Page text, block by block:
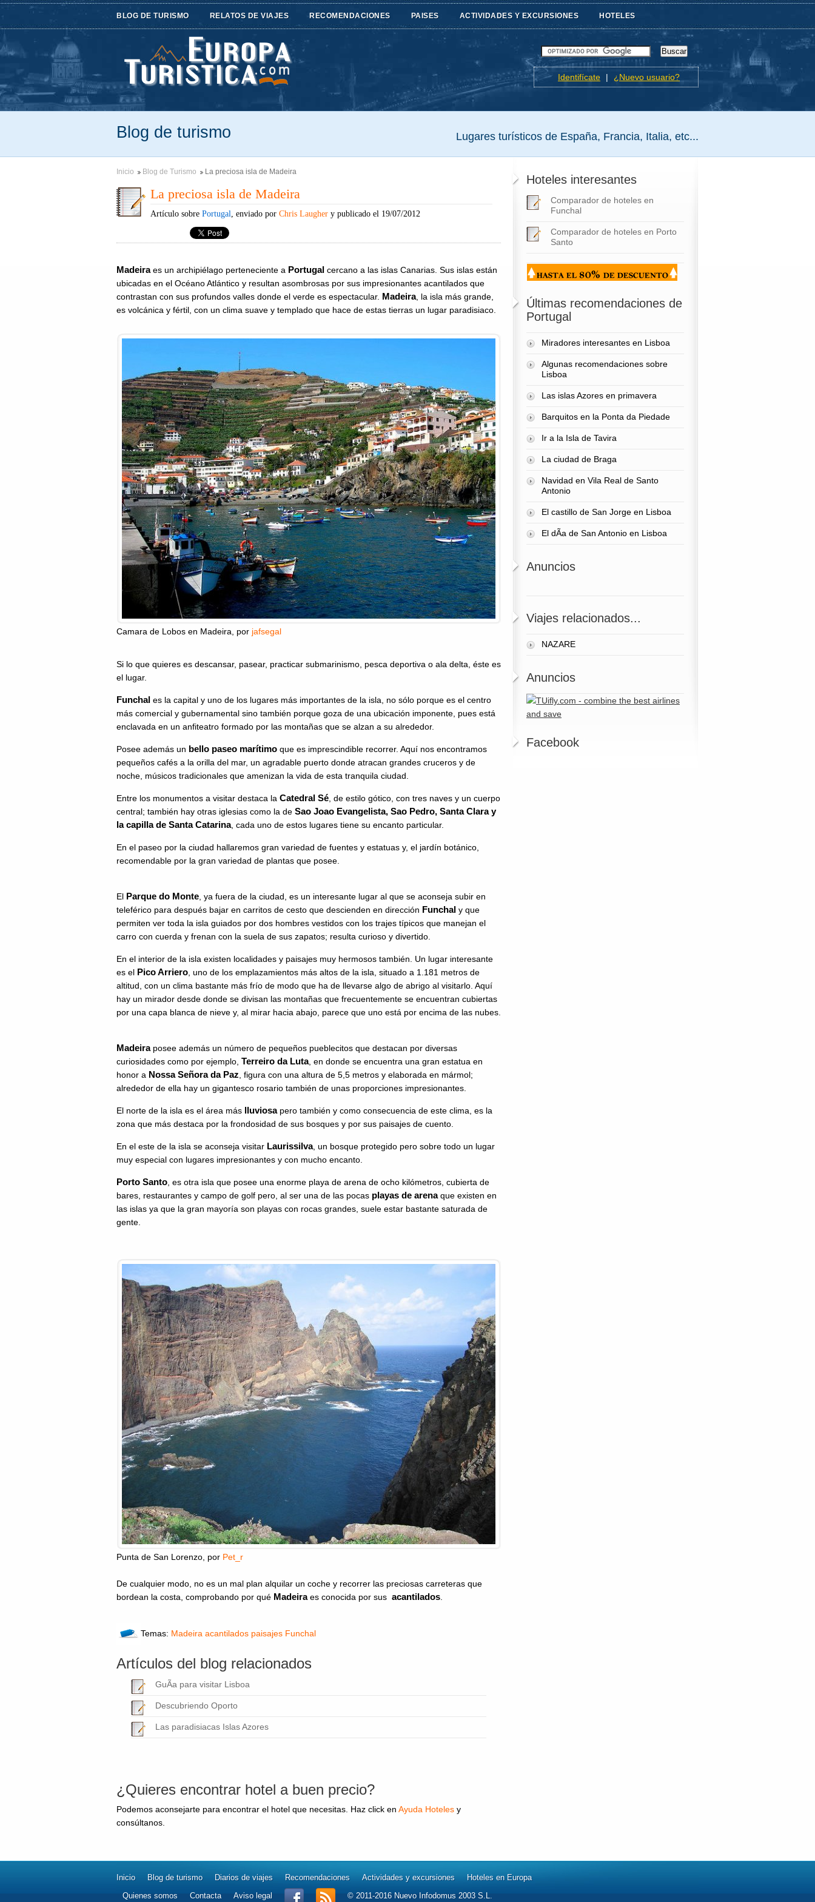
BLOG DE TURISMO RELATOS DE VIAJES RECOMENDACIONES PAISES ACTIVIDADES Y EXCURSIONES HOTELES
Identifícate | ¿Nuevo usuario?
Blog de turismo Lugares turísticos de España, Francia, Italia, etc...
Inicio Blog de Turismo La preciosa isla de Madeira
La preciosa isla de Madeira
Artículo sobre Portugal, enviado por Chris Laugher y publicado el 19/07/2012
Madeiraes un archipiélago perteneciente a Portugal cercano a las islas Canarias. Sus islas están
ubicadas en el Océano Atlántico y resultan asombrosas por sus impresionantes acantilados que
contrastan con sus profundos valles donde el verde es espectacular. Madeira, la isla más grande,
es volcánica y fértil, con un clima suave y templado que hace de estas tierras un lugar paradisiaco.
Camara de Lobos en Madeira , por jafsegal
Si lo que quieres es descansar, pasear, practicar submarinismo, pesca deportiva o ala delta, éste es
el lugar.
Funchal es la capital y uno de los lugares más importantes de la isla, no sólo porque es el centro
más comercial y gubernamental sino también porque goza de una ubicación imponente, pues está
enclavada en un anfiteatro formado por las montañas que se alzan a su alrededor.
Posee además un bello paseo marítimo que es imprescindible recorrer. Aquí nos encontramos
pequeños cafés a la orilla del mar, un agradable puerto donde atracan grandes cruceros y de
noche, músicos tradicionales que amenizan la vida de esta tranquila ciudad.
Entre los monumentos a visitar destaca la Catedral Sé , de estilo gótico, con tres naves y un cuerpo
central; también hay otras iglesias como la de Sao Joao Evangelista, Sao Pedro, Santa Clara y
la capilla de Santa Catarina, cada uno de estos lugares tiene su encanto particular.
En el paseo por la ciudad hallaremos gran variedad de fuentes y estatuas y, el jardín botánico,
recomendable por la gran variedad de plantas que posee.
El Parque do Monte , ya fuera de la ciudad, es un interesante lugar al que se aconseja subir en
teleférico para después bajar en carritos de cesto que descienden en dirección Funchal y que
permiten ver toda la isla guiados por dos hombres vestidos con los trajes típicos que manejan el
carro con cuerda y frenan con la suela de sus zapatos; resulta curioso y divertido.
En el interior de la isla existen localidades y paisajes muy hermosos también. Un lugar interesante
es el Pico Arriero , uno de los emplazamientos más altos de la isla, situado a 1.181 metros de
altitud, con un clima bastante más frío de modo que ha de llevarse algo de abrigo al visitarlo. Aquí
hay un mirador desde donde se divisan las montañas que frecuentemente se encuentran cubiertas
por una capa blanca de nieve y, al mirar hacia abajo, parece que uno está por encima de las nubes.
Madeira posee además un número de pequeños pueblecitos que destacan por diversas
curiosidades como por ejemplo, Terreiro da Luta, en donde se encuentra una gran estatua en
honor a Nossa Señora da Paz , figura con una altura de 5,5 metros y elaborada en mármol;
alrededor de ella hay un gigantesco rosario también de unas proporciones impresionantes.
El norte de la isla es el área más lluviosapero también y como consecuencia de este clima, es la
zona que más destaca por la frondosidad de sus bosques y por sus paisajes de cuento.
En el este de la isla se aconseja visitar Laurissilva, un bosque protegido pero sobre todo un lugar
muy especial con lugares impresionantes y con mucho encanto.
Porto Santo , es otra isla que posee una enorme playa de arena de ocho kilómetros, cubierta de
bares, restaurantes y campo de golf pero, al ser una de las pocas playas de arenaque existen en
las islas ya que la gran mayoría son playas con rocas grandes, suele estar bastante saturada de
gente.
Punta de San Lorenzo , por Pet_r
De cualquier modo, no es un mal plan alquilar un coche y recorrer las preciosas carreteras que
bordean la costa, comprobando por qué Madeiraes conocida por sus acantilados
Temas: Madeira acantilados paisajes Funchal
Artículos del blog relacionados
GuÃ­a para visitar Lisboa
Descubriendo Oporto
Las paradisiacas Islas Azores
¿Quieres encontrar hotel a buen precio?
Podemos aconsejarte para encontrar el hotel que necesitas. Haz click en Ayuda Hoteles y
consúltanos.
Hoteles interesantes
Comparador de hoteles en
Funchal
Comparador de hoteles en Porto
Santo
Últimas recomendaciones de
Portugal
Miradores interesantes en Lisboa
Algunas recomendaciones sobre
Lisboa
Las islas Azores en primavera
Barquitos en la Ponta da Piedade
Ir a la Isla de Tavira
La ciudad de Braga
Navidad en Vila Real de Santo
Antonio
El castillo de San Jorge en Lisboa
El dÃ­a de San Antonio en Lisboa
Anuncios
Viajes relacionados...
NAZARE
Anuncios
Facebook
Inicio Blog de turismo Diarios de viajes Recomendaciones Actividades y excursiones
Hoteles en Europa
Quienes somos
Contacta Aviso legal © 2011-2016 Nuevo Infodomus 2003 S.L.